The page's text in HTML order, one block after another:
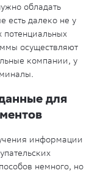
обладать
есть далеко не у
осуществляют
компании, у
для
информации
немного, но